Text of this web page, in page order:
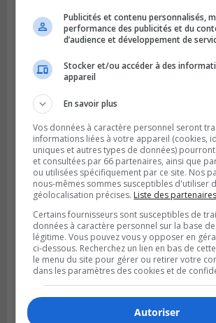
VIEUX-LONGUEUIL
Publié le 31 juillet 2026 à 14h20
Le RTL dévoile sa nouvelle
transport adapté
BROSSARD
Publié le 31 juillet 2026 à 12h00
Le transport à la demande du
de l’expansion à Brossard
Publicités et contenu personnalisés,
performance des publicités et du
d’audience et développement de
Stocker et/ou accéder à des
appareil
En savoir plus
Vos données à caractère personnel seront
informations liées à votre appareil (cookies,
uniques et autres types de données)
et consultées par 66 partenaires, ainsi que
ou utilisées spécifiquement par ce site. Nos
nous-mêmes sommes susceptibles d'utiliser
géolocalisation précises. Liste des
Certains fournisseurs sont susceptibles de
données à caractère personnel sur la base
légitime. Vous pouvez vous y opposer en
ci-dessous. Recherchez un lien en bas de
le menu du site pour gérer ou retirer votre
dans les paramètres des cookies et de
Autoriser